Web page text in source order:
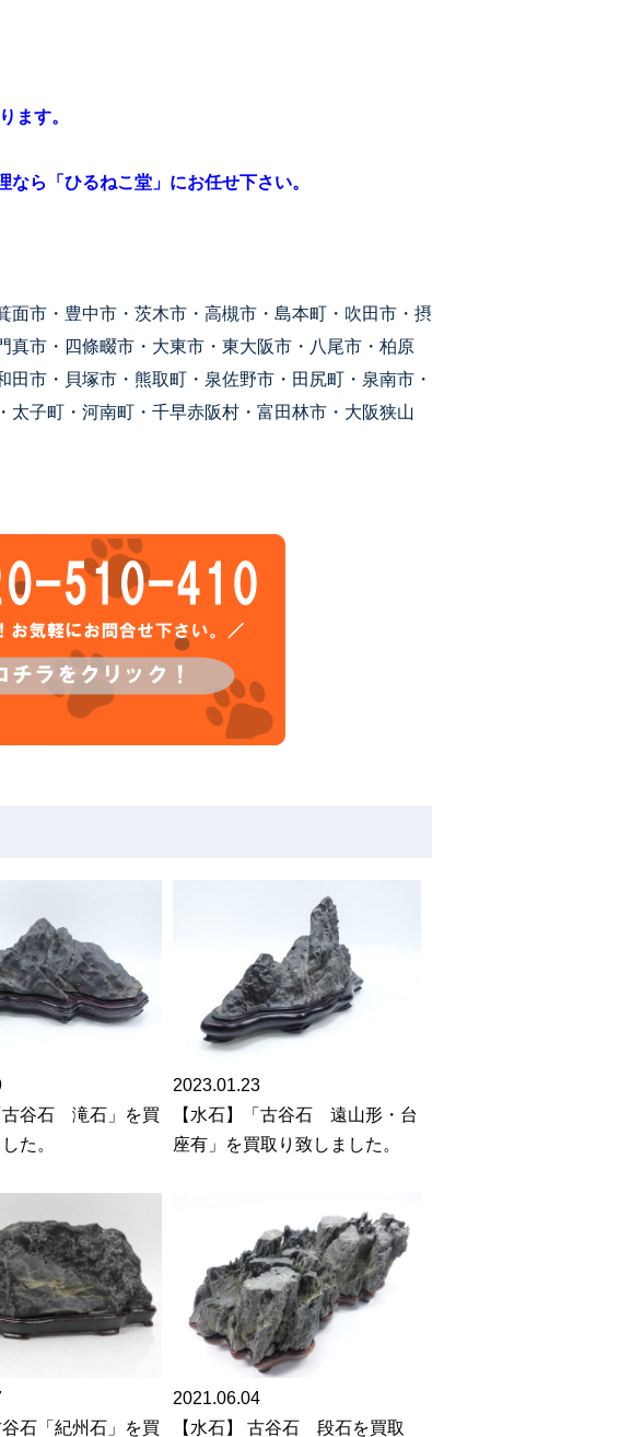
ます。
ら「ひるねこ堂」にお任せ下さい。
面市・豊中市・茨木市・高槻市・島本町・吹田市・摂
真市・四條畷市・大東市・東大阪市・八尾市・柏原
市・貝塚市・熊取町・泉佐野市・田尻町・泉南市・
太子町・河南町・千早赤阪村・富田林市・大阪狭山
古谷石 滝石」を買
た。
2023.01.23
【水石】「古谷石 遠山形・台
座有」を買取り致しました。
谷石「紀州石」を買
2021.06.04
【水石】 古谷石 段石を買取